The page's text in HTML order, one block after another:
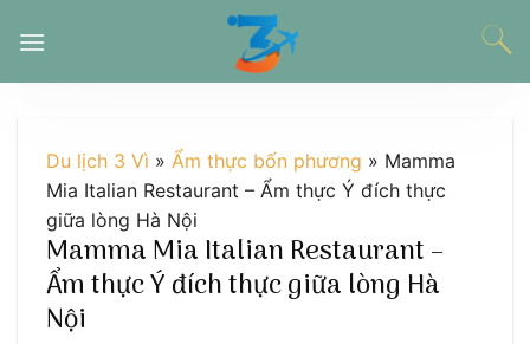
đến
Du lịch 3 Vì » Ẩm thực bốn phương » Mamma
Mia Italian Restaurant – Ẩm thực Ý đích thực
giữa lòng Hà Nội
Mamma Mia Italian Restaurant –
Ẩm thực Ý đích thực giữa lòng Hà
Nội